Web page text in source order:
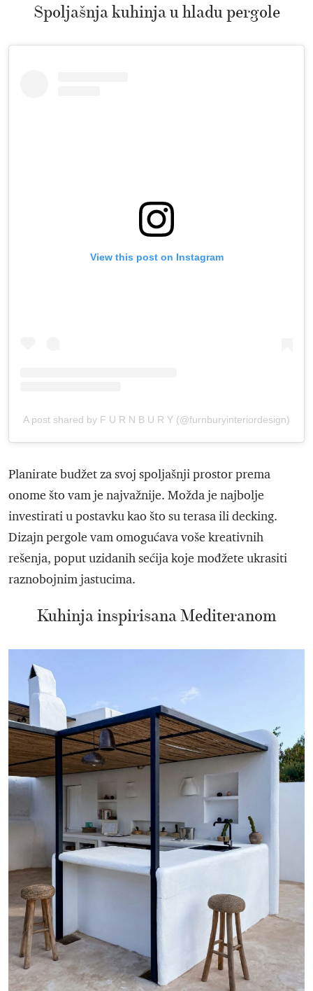
Spoljašnja kuhinja u hladu pergole
View this post on Instagram
A post shared by F U R N B U R Y (@furnburyinteriordesign)
Planirate budžet za svoj spoljašnji prostor prema
onome što vam je najvažnije. Možda je najbolje
investirati u postavku kao što su terasa ili decking.
Dizajn pergole vam omogućava voše kreativnih
rešenja, poput uzidanih sećija koje mođžete ukrasiti
raznobojnim jastucima.
Kuhinja inspirisana Mediteranom